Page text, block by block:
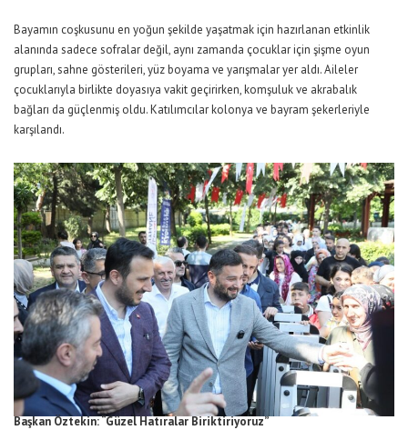
Bayamın coşkusunu en yoğun şekilde yaşatmak için hazırlanan etkinlik
alanında sadece sofralar değil, aynı zamanda çocuklar için şişme oyun
grupları, sahne gösterileri, yüz boyama ve yarışmalar yer aldı. Aileler
çocuklarıyla birlikte doyasıya vakit geçirirken, komşuluk ve akrabalık
bağları da güçlenmiş oldu. Katılımcılar kolonya ve bayram şekerleriyle
karşılandı.
Başkan Öztekin: “Güzel Hatıralar Biriktiriyoruz”